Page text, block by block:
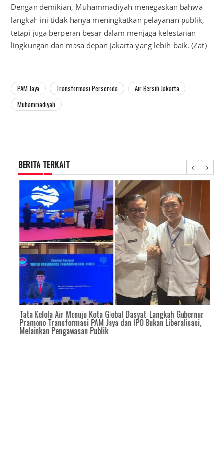
Dengan demikian, Muhammadiyah menegaskan bahwa
langkah ini tidak hanya meningkatkan pelayanan publik,
tetapi juga berperan besar dalam menjaga kelestarian
lingkungan dan masa depan Jakarta yang lebih baik. (Zat)
PAM Jaya Transformasi Perseroda
Air Bersih Jakarta
Muhammadiyah
BERITA TERKAIT
Tata Kelola Air Menuju Kota Global Dasyat: Langkah Gubernur
Pramono Transformasi PAM Jaya dan IPO Bukan Liberalisasi,
Melainkan Pengawasan Publik